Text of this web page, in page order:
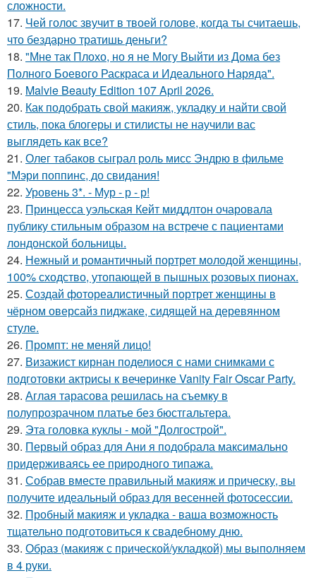
сложности.
17. Чей голос звучит в твоей голове, когда ты считаешь,
что бездарно тратишь деньги?
18. "Мне так Плохо, но я не Могу Выйти из Дома без
Полного Боевого Раскраса и Идеального Наряда".
19. Malvie Beauty Edition 107 April 2026.
20. Как подобрать свой макияж, укладку и найти свой
стиль, пока блогеры и стилисты не научили вас
выглядеть как все?
21. Олег табаков сыграл роль мисс Эндрю в фильме
"Мэри поппинс, до свидания!
22. Уровень 3*. - Мур - р - р!
23. Принцесса уэльская Кейт миддлтон очаровала
публику стильным образом на встрече с пациентами
лондонской больницы.
24. Нежный и романтичный портрет молодой женщины,
100% сходство, утопающей в пышных розовых пионах.
25. Создай фотореалистичный портрет женщины в
чёрном оверсайз пиджаке, сидящей на деревянном
стуле.
26. Промпт: не меняй лицо!
27. Визажист кирнан поделиося с нами снимками с
подготовки актрисы к вечеринке Vanity Fair Oscar Party.
28. Аглая тарасова решилась на съемку в
полупрозрачном платье без бюстгальтера.
29. Эта головка куклы - мой "Долгострой".
30. Первый образ для Ани я подобрала максимально
придерживаясь ее природного типажа.
31. Собрав вместе правильный макияж и прическу, вы
получите идеальный образ для весенней фотосессии.
32. Пробный макияж и укладка - ваша возможность
тщательно подготовиться к свадебному дню.
33. Образ (макияж с прической/укладкой) мы выполняем
в 4 руки.